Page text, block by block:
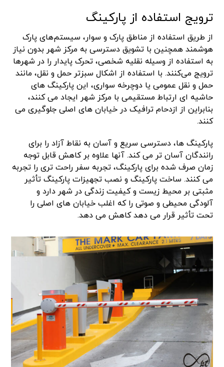
ترویج استفاده از پارکینگ
از طریق استفاده از مناطق پارک و سوار، سیستم‌های پارک
هوشمند همچنین با تشویق دسترسی به مرکز شهر بدون نیاز
به استفاده از وسیله نقلیه شخصی، تحرک پایدار را در شهرها
ترویج می‌کنند. با استفاده از اشکال سبزتر حمل و نقل، مانند
حمل و نقل عمومی یا دوچرخه سواری، این پارکینگ های
حاشیه ای ارتباط مستقیمی با مرکز شهر ایجاد می کنند،
بنابراین از ازدحام ترافیک در خیابان های اصلی جلوگیری می
کنند.
پارکینگ ها، دسترسی سریع و آسان به نقاط آزاد را برای
رانندگان آسان تر می کند. آنها علاوه بر کاهش قابل توجه
زمان صرف شده برای پارکینگ، تجربه سفر راحت تری را تجربه
می کنند. ساخت پارکینگ و نصب تجهیزات پارکینگ تأثیر
مثبتی بر محیط زیست و کیفیت زندگی در شهر دارد و
آلودگی محیطی و صوتی را که اغلب خیابان های اصلی را
تحت تأثیر قرار می دهد کاهش می دهد.